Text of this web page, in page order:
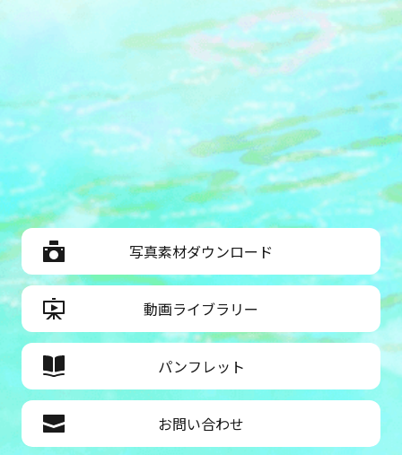
写真素材ダウンロード
動画ライブラリー
パンフレット
お問い合わせ